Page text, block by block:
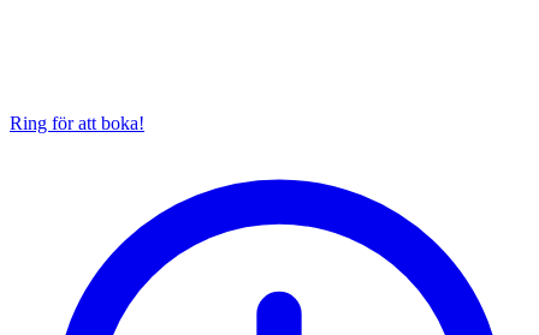
Ring för att boka!